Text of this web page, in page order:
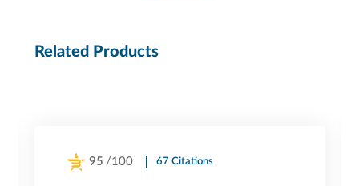
Related Products
95 /100 67 Citations